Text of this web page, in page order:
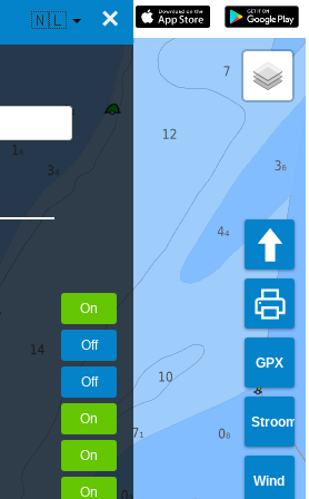
×
🇳🇱
GPX
Stroom
Wind